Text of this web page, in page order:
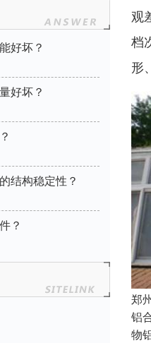
好坏？
好坏？
结构稳定性？
？
观
档
形
郑
铝
物